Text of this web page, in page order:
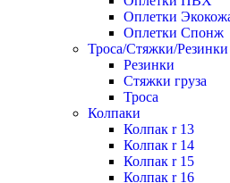
Оплетки
Оплетки Спонж
Троса/Стяжки/
Резинки
Стяжки груза
Троса
Колпаки
Колпак r 13
Колпак r 14
Колпак r 15
Колпак r 16